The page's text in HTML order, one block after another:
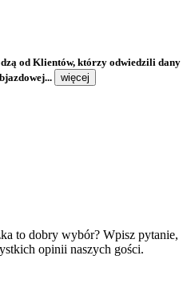
od Klientów, którzy odwiedzili dany
więcej
to dobry wybór? Wpisz pytanie,
opinii naszych gości.